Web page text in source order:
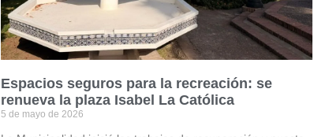
Espacios seguros para la recreación: se
renueva la plaza Isabel La Católica
5 de mayo de 2026